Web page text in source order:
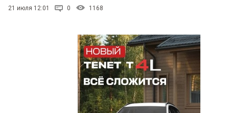
21 июля 12:01 0 1168